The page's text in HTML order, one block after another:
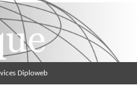
Diploweb